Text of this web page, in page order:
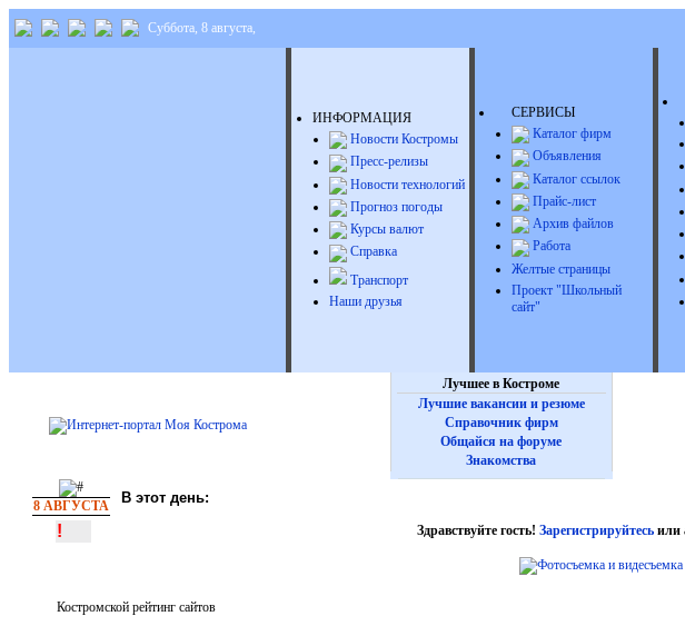
Суббота, 8 августа,
ИНФОРМАЦИЯ
Новости Костромы
Пресс-релизы
Новости технологий
Прогноз погоды
Курсы валют
Справка
Транспорт
Наши друзья
СЕРВИСЫ
Каталог фирм
Объявления
Каталог ссылок
Прайс-лист
Архив файлов
Работа
Желтые страницы
Проект "Школьный
сайт"
Лучшее в Костроме
Лучшие вакансии и резюме
Справочник фирм
Общайся на форуме
Знакомства
8 АВГУСТА В этот день:
! Здравствуйте гость! Зарегистрируйтесьили
Костромской рейтинг сайтов